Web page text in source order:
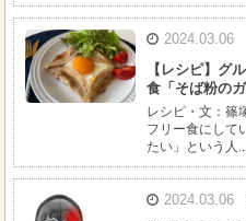
2024.03.06
【レシピ】グ
食「そば粉のガ
レシピ・文：篠
フリー食にして
たい」という人
2024.03.06